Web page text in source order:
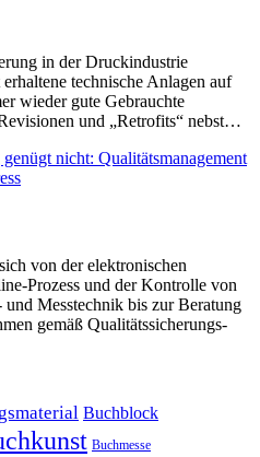
in der Druckindustrie
technische Anlagen auf
wieder gute Gebrauchte
und „Retrofits“ nebst…
von der elektronischen
Prozess und der Kontrolle von
Messtechnik bis zur Beratung
gemäß Qualitätssicherungs-
Buchblock
Buchmesse